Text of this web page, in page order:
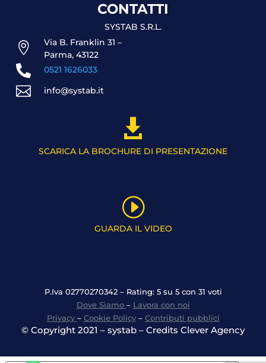
CONTATTI
SYSTAB S.R.L.

Via B. Franklin 31 –
Parma, 43122
 0521 1626033
 info@systab.it

SCARICA LA BROCHURE DI PRESENTAZIONE
I
GUARDA IL VIDEO
P.Iva 02770270342 – Rating: 5 su 5 con 31 voti
Dove Siamo – Lavora con noi
Privacy – Cookie Policy– Contributi pubblici
© Copyright 2021 – systab – Credits Clever Agency